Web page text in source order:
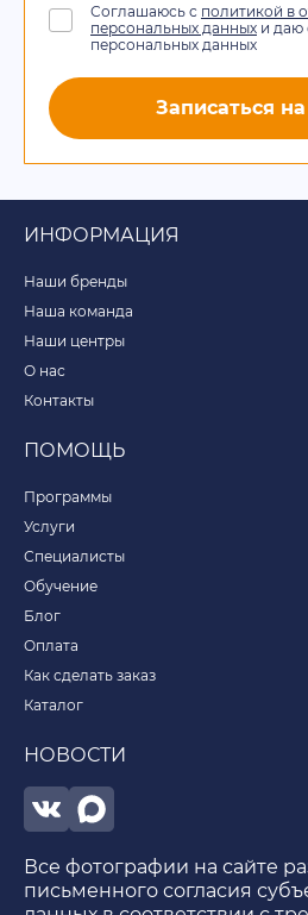
Соглашаюсь с политикой в
персональных данных и даю
персональных данных
Записаться
ИНФОРМАЦИЯ
Наши бренды
Наша команда
Наши центры
О нас
Контакты
ПОМОЩЬ
Программы
Услуги
Специалисты
Обучение
Блог
Оплата
Как сделать заказ
Каталог
НОВОСТИ
Все фотографии на сайте
письменного согласия